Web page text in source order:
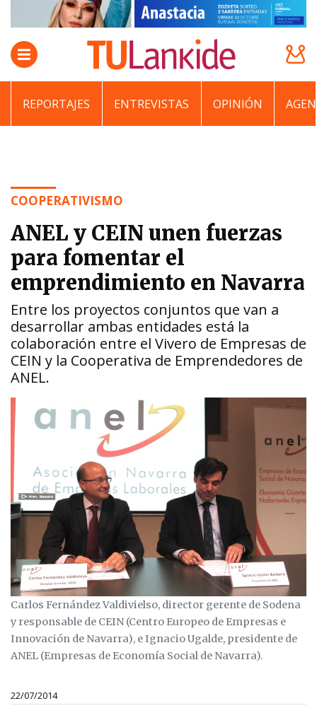
REPORTAJES ENTREVISTAS OPINIÓN
COOPERATIVISMO
ANEL y CEIN unen fuerzas
para fomentar el
emprendimiento en Navarra
Entre los proyectos conjuntos que van a
desarrollar ambas entidades está la
colaboración entre el Vivero de Empresas de
CEIN y la Cooperativa de Emprendedores de
ANEL.
Carlos Fernández Valdivielso, director gerente de Sodena
y responsable de CEIN (Centro Europeo de Empresas e
Innovación de Navarra), e Ignacio Ugalde, presidente de
ANEL (Empresas de Economía Social de Navarra).
22/07/2014